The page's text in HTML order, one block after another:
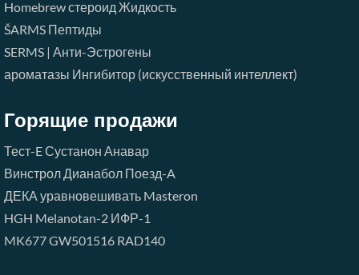
Homebrew стероид Жидкость
ŠARMS Пептиды
SERMS | Анти-Эстрогены
ароматазы Ингибитор (искусственный интеллект)
Горящие продажи
Тест-EСустанон Анавар
ВинстролДианабол Поезд-A
ДЕКА уравновешивать Masteron
HGH Melanotan-2 ИФР-1
MK677GW501516 RAD140